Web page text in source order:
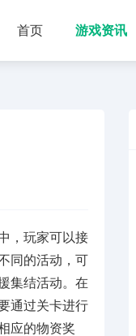
首页 游戏资讯
，玩家可以接
同的活动，可
集结活动。在
通过关卡进行
应的物资奖